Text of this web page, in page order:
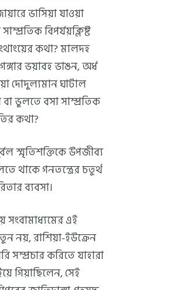
ভাসিয়া যাওয়া
বিপর্যয়ক্লিষ্ট
কথা? মালদহ
গঙ্গার ভয়াবহ ভাঙন, অর্ধ
দোদুল্যমান ঘাটাল
বা ভুলতে বসা সাম্প্রতিক
কথা?
স্মৃতিশক্তিকে উপজীব্য
থাকে গনতন্ত্রের চতুর্থ
ব্যবসা।
সংবামাধ্যমের এই
নয়, রাশিয়া-ইউক্রেন
সম্প্রচার করিতে যাহারা
গিয়াছিলেন, সেই